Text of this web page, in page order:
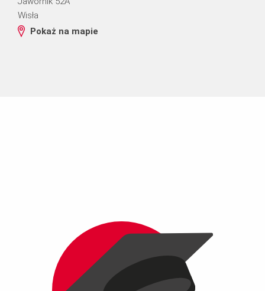
Wisła
Pokaż na mapie